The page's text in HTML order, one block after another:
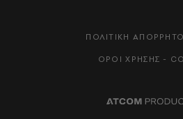
ΠΟΛΙΤΙΚΗ
ΟΡΟΙ ΧΡΗΣΗΣ -